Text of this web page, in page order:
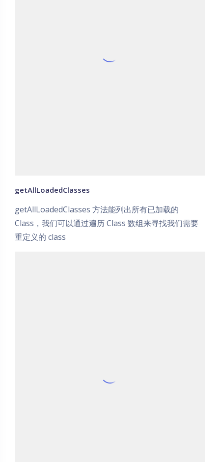
getAllLoadedClasses
getAllLoadedClasses 方法能列出所有已加载的
Class，我们可以通过遍历 Class 数组来寻找我们需要
重定义的 class